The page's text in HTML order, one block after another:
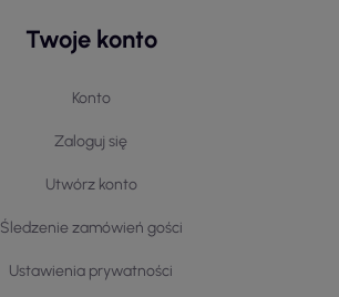
Twoje konto
Konto
Zaloguj się
Utwórz konto
Śledzenie zamówień gości
Ustawienia prywatności